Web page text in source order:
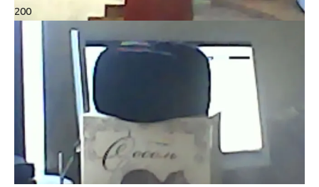
200